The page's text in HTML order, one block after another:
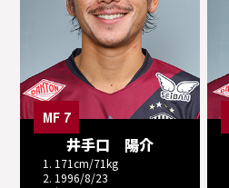
MF 7
井手口 陽介
1. 171cm/71kg
2. 1996/8/23